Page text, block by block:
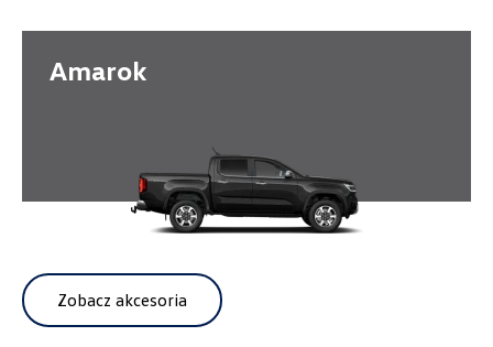
Pokaż tylko dostępne
Wyczyść filtry
Amarok
Zobacz akcesoria
Wybierz dealera obsługującego
Twoje zapytanie
Wpisz lokalizację